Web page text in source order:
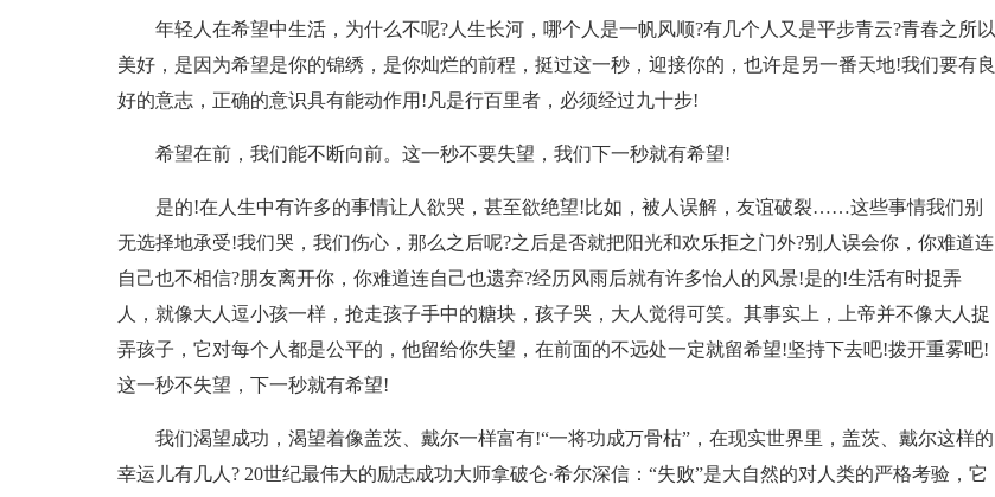
年轻人在希望中生活，为什么不呢?人生长河，哪个人是一帆风顺?有几个人又是平步青云?青春之所以
美好，是因为希望是你的锦绣，是你灿烂的前程，挺过这一秒，迎接你的，也许是另一番天地!我们要有良
好的意志，正确的意识具有能动作用!凡是行百里者，必须经过九十步!
希望在前，我们能不断向前。这一秒不要失望，我们下一秒就有希望!
是的!在人生中有许多的事情让人欲哭，甚至欲绝望!比如，被人误解，友谊破裂……这些事情我们别
无选择地承受!我们哭，我们伤心，那么之后呢?之后是否就把阳光和欢乐拒之门外?别人误会你，你难道连
自己也不相信?朋友离开你，你难道连自己也遗弃?经历风雨后就有许多怡人的风景!是的!生活有时捉弄
人，就像大人逗小孩一样，抢走孩子手中的糖块，孩子哭，大人觉得可笑。其事实上，上帝并不像大人捉
弄孩子，它对每个人都是公平的，他留给你失望，在前面的不远处一定就留希望!坚持下去吧!拨开重雾吧!
这一秒不失望，下一秒就有希望!
我们渴望成功，渴望着像盖茨、戴尔一样富有!“一将功成万骨枯”，在现实世界里，盖茨、戴尔这样的
幸运儿有几人? 20世纪最伟大的励志成功大师拿破仑·希尔深信：“失败”是大自然的对人类的严格考验，它